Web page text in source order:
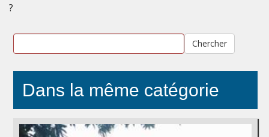
?
Chercher
Dans la même catégorie